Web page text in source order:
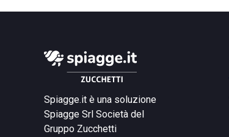
Spiagge.it è una soluzione
Spiagge Srl Società del
Gruppo Zucchetti